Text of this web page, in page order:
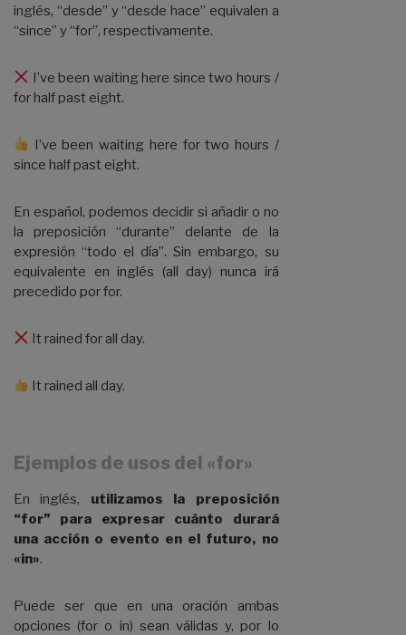
inglés, “desde” y “desde hace” equivalen a
“since” y “for”, respectivamente.
I’ve been waiting here since two hours /
for half past eight.
I’ve been waiting here for two hours /
since half past eight.
En español, podemos decidir si añadir o no
la preposición “durante” delante de la
expresión “todo el día”. Sin embargo, su
equivalente en inglés (all day) nunca irá
precedido por for.
It rained for all day.
It rained all day.
Ejemplos de usos del «for»
En inglés, utilizamos la preposición
“for” para expresar cuánto durará
una acción o evento en el futuro, no
«in».
Puede ser que en una oración ambas
opciones (for o in) sean válidas y, por lo